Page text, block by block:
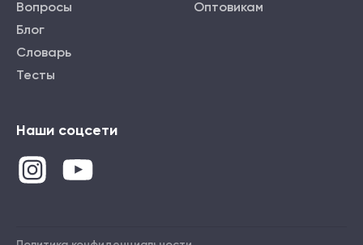
Вопросы
Блог
Словарь
Тесты
Оптовикам
Наши соцсети